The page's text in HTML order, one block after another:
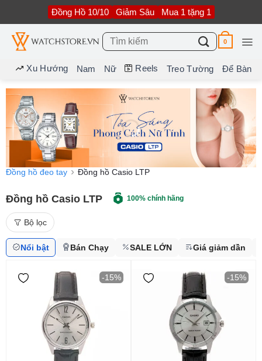
nội
dung
Đồng Hồ 10/10 Giảm Sâu Mua 1 tặng 1
Tìm
kiếm:
0
Xu Hướng Nam Nữ Reels Treo Tường Để Bàn
Đồng hồ đeo tay Đồng hồ Casio LTP
Đồng hồ Casio LTP 100% chính hãng
Bộ lọc
Nổi bật Bán Chạy SALE LỚN Giá giảm dần
-15% -15%